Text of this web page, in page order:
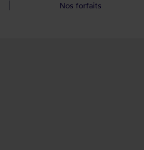
Nos forfaits